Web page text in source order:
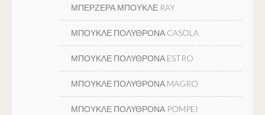
ΜΠΕΡΖΕΡΑ ΜΠΟΥΚΛΕ RAY
ΜΠΟΥΚΛΕ ΠΟΛΥΘΡΟΝΑ CASOLA
ΜΠΟΥΚΛΕ ΠΟΛΥΘΡΟΝΑ ESTRO
ΜΠΟΥΚΛΕ ΠΟΛΥΘΡΟΝΑ MAGRO
ΜΠΟΥΚΛΕ ΠΟΛΥΘΡΟΝΑ POMPEI